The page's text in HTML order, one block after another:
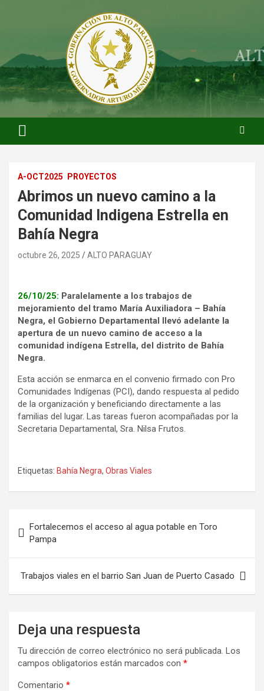
ARTUROMENDEZ.ORG
ARTURO MENDEZ GOBERNADOR 2023
A-OCT2025 PROYECTOS
Abrimos un nuevo camino a la
Comunidad Indigena Estrella en
Bahía Negra
octubre 26, 2025 ALTO PARAGUAY
26/10/25: Paralelamente a los trabajos de
mejoramiento del tramo María Auxiliadora – Bahía
Negra, el Gobierno Departamental llevó adelante la
apertura de un nuevo camino de acceso a la
comunidad indígena Estrella, del distrito de Bahía
Negra.
Esta acción se enmarca en el convenio firmado con Pro
Comunidades Indígenas (PCI), dando respuesta al pedido
de la organización y beneficiando directamente a las
familias del lugar. Las tareas fueron acompañadas por la
Secretaria Departamental, Sra. Nilsa Frutos.
Etiquetas: Bahía Negra, Obras Viales
de
entradas
Fortalecemos el acceso al agua potable en Toro
Pampa
Trabajos viales en el barrio San Juan de Puerto Casado
Deja una respuesta
Tu dirección de correo electrónico no será publicada. Los
campos obligatorios están marcados con *
Comentario *